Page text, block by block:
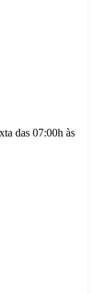
das 07:00h às